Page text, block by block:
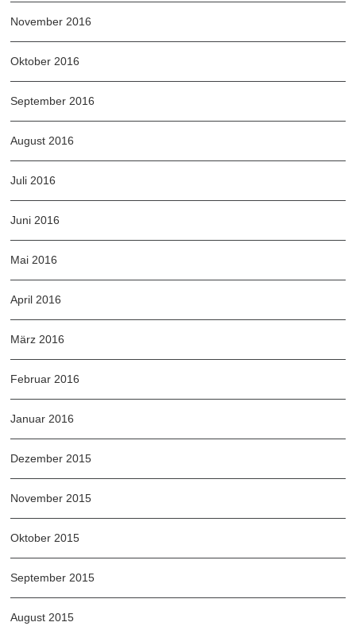
November 2016
Oktober 2016
September 2016
August 2016
Juli 2016
Juni 2016
Mai 2016
April 2016
März 2016
Februar 2016
Januar 2016
Dezember 2015
November 2015
Oktober 2015
September 2015
August 2015